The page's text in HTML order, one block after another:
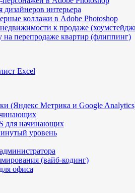
интерьера
коллажи в Adobe Photoshop
к продаже
на перепродаже квартир (флиппинг)
Excel
(Яндекс Метрика и Google
для начинающих
уровень
(вайб-кодинг)
офиса